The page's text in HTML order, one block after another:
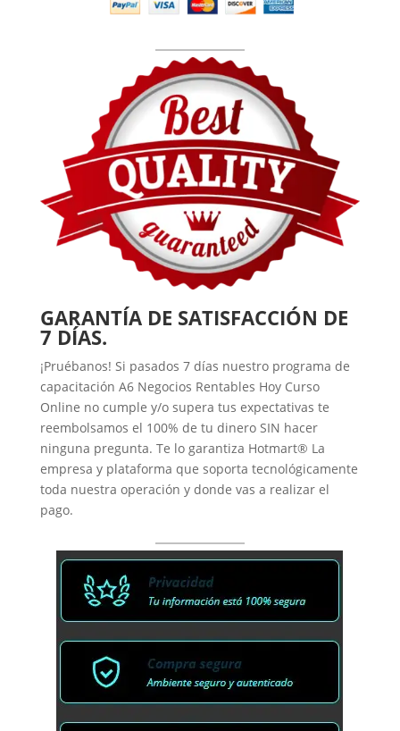
GARANTÍA DE SATISFACCIÓN DE
7 DÍAS.
¡Pruébanos! Si pasados 7 días nuestro programa de
capacitación A6 Negocios Rentables Hoy Curso
Online no cumple y/o supera tus expectativas te
reembolsamos el 100% de tu dinero SIN hacer
ninguna pregunta. Te lo garantiza Hotmart® La
empresa y plataforma que soporta tecnológicamente
toda nuestra operación y donde vas a realizar el
pago.